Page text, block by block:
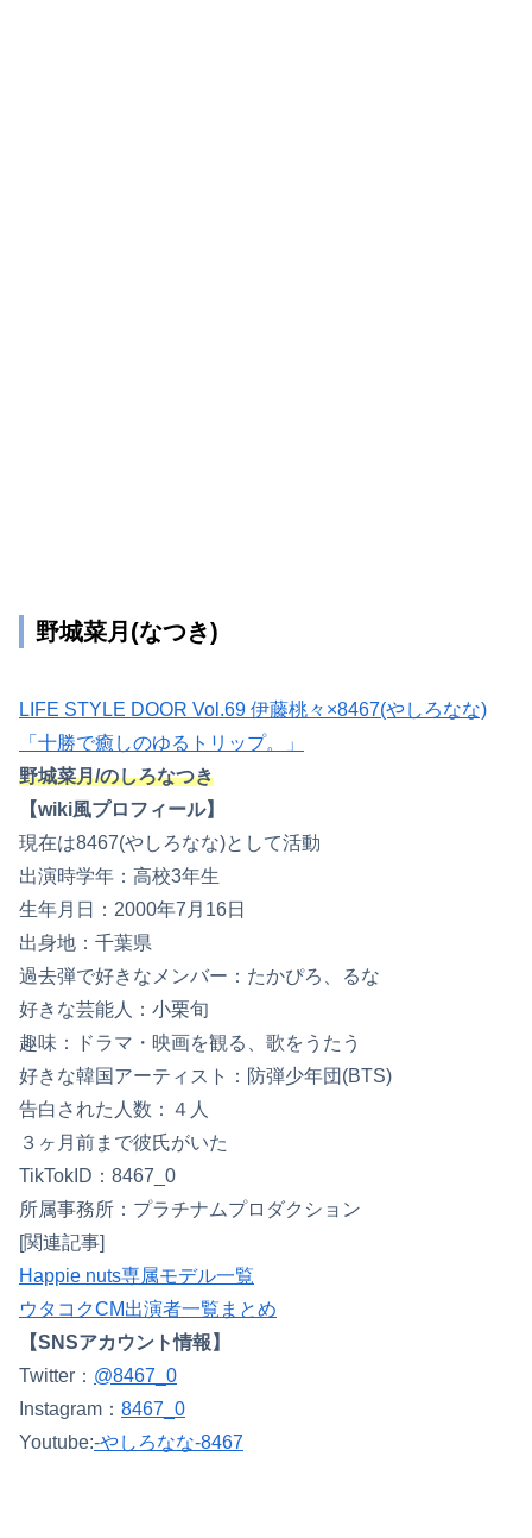
野城菜月(なつき)
LIFE STYLE DOOR Vol.69 伊藤桃々×8467(やしろなな)
「十勝で癒しのゆるトリップ。」
野城菜月/のしろなつき
【wiki風プロフィール】
現在は8467(やしろなな)として活動
出演時学年：高校3年生
生年月日：2000年7月16日
出身地：千葉県
過去弾で好きなメンバー：たかぴろ、るな
好きな芸能人：小栗旬
趣味：ドラマ・映画を観る、歌をうたう
好きな韓国アーティスト：防弾少年団(BTS)
告白された人数：４人
３ヶ月前まで彼氏がいた
TikTokID：8467_0
所属事務所：プラチナムプロダクション
[関連記事]
Happie nuts専属モデル一覧
ウタコクCM出演者一覧まとめ
【SNSアカウント情報】
Twitter： @8467_0
Instagram： 8467_0
Youtube:-やしろなな-8467